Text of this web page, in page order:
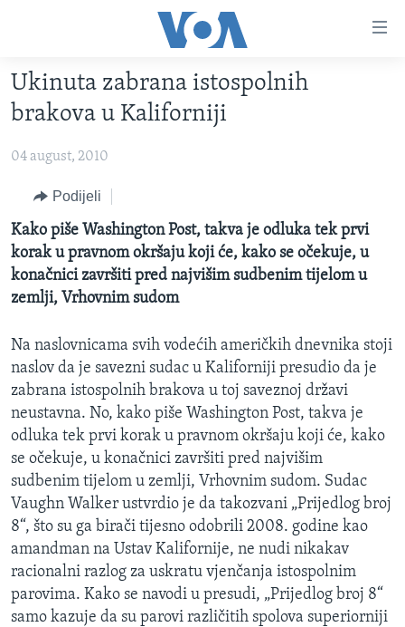
glavni
sadržaj
na
navigaciju
Idi
na
pretragu
FOTOGRAFIJE DANA
VIJESTI
SJEDINJENE AMERIČKE DRŽAVE
BOSNA I HERCEGOVINA
SVIJET
NAUKA I TEHNOLOGIJA
SPECIJALNI PROJEKTI
KORUPCIJA
ŽENSKA STRANA
IZBJEGLIČKA STRANA
MAGAZIN
O GLASU AMERIKE
Learning English
PRATITE NAS
Ukinuta zabrana istospolnih
brakova u Kaliforniji
04 august, 2010
Podijeli
Kako piše Washington Post, takva je odluka tek prvi
korak u pravnom okršaju koji će, kako se očekuje, u
konačnici završiti pred najvišim sudbenim tijelom u
zemlji, Vrhovnim sudom
Na naslovnicama svih vodećih američkih dnevnika stoji
naslov da je savezni sudac u Kaliforniji presudio da je
zabrana istospolnih brakova u toj saveznoj državi
neustavna. No, kako piše Washington Post, takva je
odluka tek prvi korak u pravnom okršaju koji će, kako
se očekuje, u konačnici završiti pred najvišim
sudbenim tijelom u zemlji, Vrhovnim sudom. Sudac
Vaughn Walker ustvrdio je da takozvani „Prijedlog broj
8“, što su ga birači tijesno odobrili 2008. godine kao
amandman na Ustav Kalifornije, ne nudi nikakav
racionalni razlog za uskratu vjenčanja istospolnim
parovima. Kako se navodi u presudi, „Prijedlog broj 8“
samo kazuje da su parovi različitih spolova superiorniji